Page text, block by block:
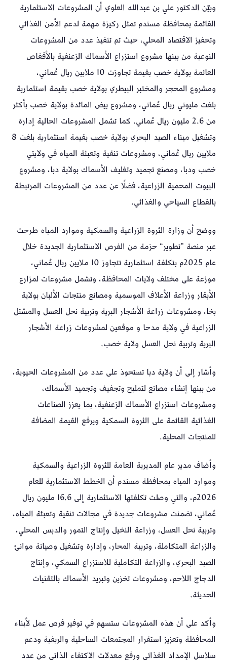
وبيّن الدكتور علي بن عبدالله العلوي أن المشروعات الاستثمارية
القائمة بمحافظة مسندم تمثل ركيزة مهمة لدعم الأمن الغذائي
وتحفيز الاقتصاد المحلي، حيث تم تنفيذ عدد من المشروعات
النوعية من بينها مشروع استزراع الأسماك الزعنفية بالأقفاص
العائمة بولاية خصب بقيمة تجاوزت 10 ملايين ريال عُماني،
ومشروع المحجر والمختبر البيطري بولاية خصب بقيمة استثمارية
بلغت مليوني ريال عُماني، ومشروع بيض المائدة بولاية خصب بأكثر
من 2.6 مليون ريال عُماني. كما تشمل المشروعات الحالية إدارة
وتشغيل ميناء الصيد البحري بولاية خصب بقيمة استثمارية بلغت 8
ملايين ريال عُماني، ومشروعات تنقية وتعبئة المياه في ولايتي
خصب ودبا، ومصنع تجميد وتغليف الأسماك بولاية دبا، ومشروع
البيوت المحمية الزراعية، فضلًا عن عدد من المشروعات المرتبطة
بالقطاع السياحي والغذائي.
ووضح أن وزارة الثروة الزراعية والسمكية وموارد المياه طرحت
عبر منصة ”تطوير“ حزمة من الفرص الاستثمارية الجديدة خلال
عام 2025م بتكلفة استثمارية تتجاوز 10 ملايين ريال عُماني،
موزعة على مختلف ولايات المحافظة، وتشمل مشروعات لمزارع
الأبقار وزراعة الأعلاف الموسمية ومصانع منتجات الألبان بولاية
بخا، ومشروعات زراعة الأشجار البرية وتربية نحل العسل والمشتل
الزراعية في ولاية مدحا و موقعين لمشروعات زراعة الأشجار
البرية وتربية نحل العسل ولاية خصب.
وأشار إلى أن ولاية دبا تستحوذ على عدد من المشروعات الحيوية،
من بينها إنشاء مصانع لتمليح وتجفيف وتجميد الأسماك،
ومشروعات استزراع الأسماك الزعنفية، بما يعزز الصناعات
الغذائية القائمة على الثروة السمكية ويرفع القيمة المضافة
للمنتجات المحلية.
وأضاف مدير عام المديرية العامة للثروة الزراعية والسمكية
وموارد المياه بمحافظة مسندم أن الخطط الاستثمارية للعام
2026م، والتي وصلت تكلفتها الاستثمارية إلى 16.6 مليون ريال
عُماني، تضمنت مشروعات جديدة في مجالات تنقية وتعبئة المياه،
وتربية نحل العسل، وزراعة النخيل وإنتاج التمور والدبس المحلي،
والزراعة المتكاملة، وتربية المحار، وإدارة وتشغيل وصيانة موانئ
الصيد البحري، والزراعة التكاملية للاستزراع السمكي، وإنتاج
الدجاج اللاحم، ومشروعات تخزين وتبريد الأسماك بالتقنيات
الحديثة.
وأكد على أن هذه المشروعات ستسهم في توفير فرص عمل لأبناء
المحافظة وتعزيز استقرار المجتمعات الساحلية والريفية ودعم
سلاسل الإمداد الغذائي ورفع معدلات الاكتفاء الذاتي من عدد